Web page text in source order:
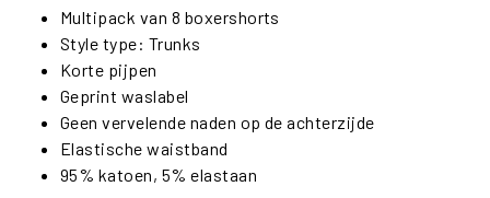
Multipack van 8 boxershorts
Style type: Trunks
Korte pijpen
Geprint waslabel
Geen vervelende naden op de achterzijde
Elastische waistband
95% katoen, 5% elastaan